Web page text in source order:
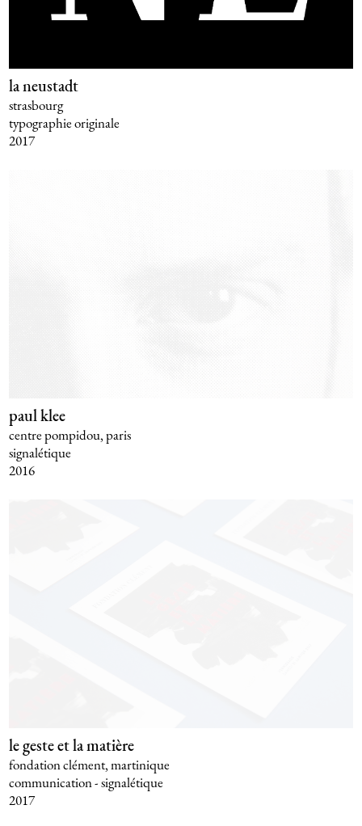
la neustadt
strasbourg
typographie originale
2017
paul klee
centre pompidou, paris
signalétique
2016
le geste et la matière
fondation clément, martinique
communication - signalétique
2017